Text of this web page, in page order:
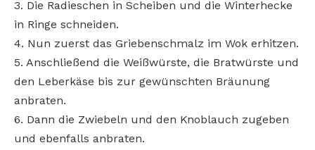
3. Die Radieschen in Scheiben und die Winterhecke
in Ringe schneiden.
4. Nun zuerst das Griebenschmalz im Wok erhitzen.
5. Anschließend die Weißwürste, die Bratwürste und
den Leberkäse bis zur gewünschten Bräunung
anbraten.
6. Dann die Zwiebeln und den Knoblauch zugeben
und ebenfalls anbraten.